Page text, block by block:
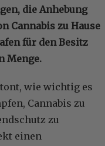
die Anhebung
Cannabis zu Hause
für den Besitz
Menge.
wie wichtig es
Cannabis zu
zu
einen